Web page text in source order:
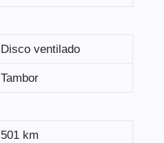
Disco ventilado
Tambor
501 km